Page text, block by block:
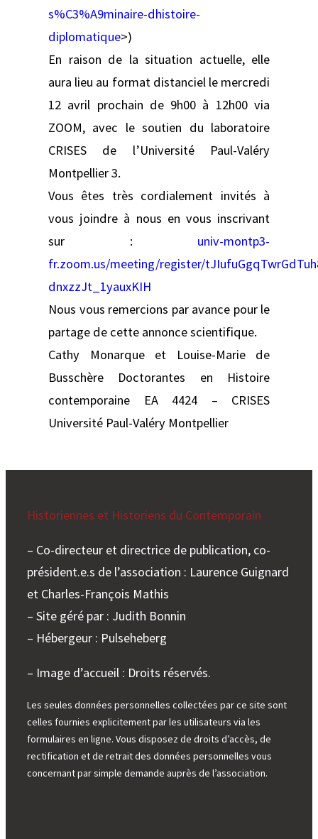
s%C3%A9minaire-dhistoire-
diplomatique>)
En raison de la situation actuelle, elle
aura lieu au format distanciel le mercredi
12 avril prochain de 9h00 à 12h00 via
ZOOM, avec le soutien du laboratoire
CRISES de l’Université Paul-Valéry
Montpellier 3.
Vous êtes très cordialement invités à
vous joindre à nous en vous inscrivant
sur : univ-montp3-
fr.zoom.us/meeting/register/
dnxzzJt_1yauxKIH
Nous vous remercions par avance pour le
partage de cette annonce scientifique.
Cathy Monarque et Louise-Marie de
Busschère Doctorantes en Histoire
contemporaine EA 4424 – CRISES
Université Paul-Valéry Montpellier
Historiennes et Historiens du Contemporain
– Co-directeur et directrice de publication, co-
président.e.s de l’association : Laurence Guignard
et Charles-François Mathis
– Site géré par : Judith Bonnin
– Hébergeur : Pulseheberg
– Image d’accueil : Droits réservés.
Les seules données personnelles collectées par ce site sont
celles fournies explicitement par les utilisateurs via les
formulaires en ligne. Vous disposez de droits d’accès, de
rectification et de retrait des données personnelles vous
concernant par simple demande auprès de l’association.